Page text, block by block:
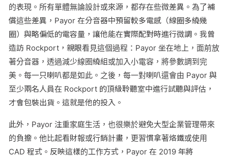
的表現。所有單體無論設計或來源，都存在些微差異。為了補
償這些差異，Payor 在分音器中預留較多電感（線圈多繞幾
圈）與略偏低的電容量，讓他能在實際配對時進行微調。我曾
造訪 Rockport，親眼看見這個過程：Payor 坐在地上，面前放
著分音器，透過減少線圈繞組或加入小電容，將參數調到完
美。每一只喇叭都是如此。之後，每一對喇叭還會由 Payor 與
至少兩名人員在 Rockport 的頂級聆聽室中進行試聽與評估，
才會包裝出貨。這就是他的投入。
此外，Payor 注重家庭生活，也很樂於避免大型企業管理帶來
的負擔。他比起看財報或行銷計畫，更習慣拿著烙鐵或使用
CAD 程式。反映這樣的工作方式，Payor 在 2019 年將